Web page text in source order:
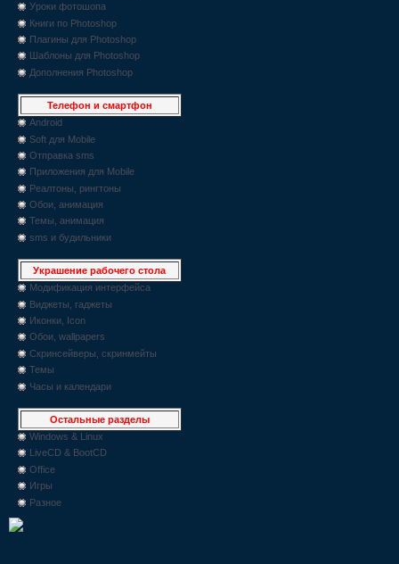
Уроки фотошопа
Книги по Photoshop
Плагины для Photoshop
Шаблоны для Photoshop
Дополнения Photoshop
Телефон и смартфон
Android
Soft для Mobile
Отправка sms
Приложения для Mobile
Реалтоны, рингтоны
Обои, анимация
Темы, анимация
sms и будильники
Украшение рабочего стола
Модификация интерфейса
Виджеты, гаджеты
Иконки, Icon
Обои, wallpapers
Скринсейверы, скринмейты
Темы
Часы и календари
Остальные разделы
Windows & Linux
LiveCD & BootCD
Office
Игры
Разное